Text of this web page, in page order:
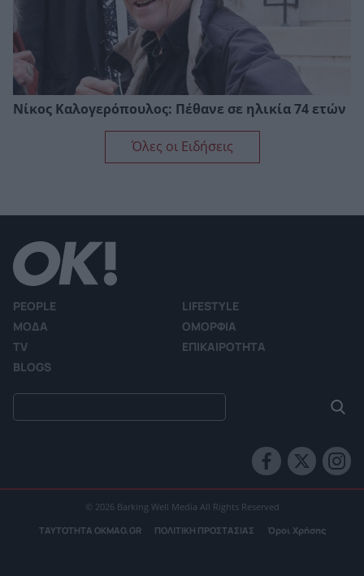
Νίκος Καλογερόπουλος: Πέθανε σε ηλικία 74 ετών
Όλες οι Ειδήσεις
PEOPLE
LIFESTYLE
ΜΟΔΑ
ΟΜΟΡΦΙΑ
TV
ΕΠΙΚΑΙΡΟΤΗΤΑ
BLOGS
© 2026 Barking Well Media All Rights Reserved
ΤΑΥΤΟΤΗΤΑ OKMAG.GR ΠΟΛΙΤΙΚΗ ΠΡΟΣΤΑΣΙΑΣ Όροι Χρήσης